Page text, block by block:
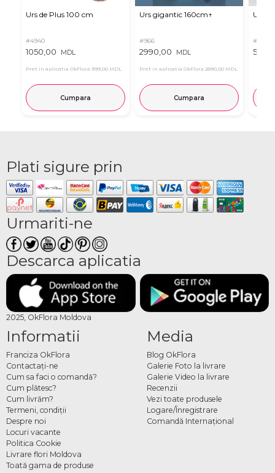
Urs de Plus 100 cm
#4940
1050,00 MDL
Pret in aplicatia OkFlora 999,00 MDL
Cumpara
Urs gigantic 160cm↑
#966
2990,00 MDL
Pret in aplicatia OkFlora 2890,00 MDL
Cumpara
Urs
#11
Plati sigure prin
Urmariti-ne
Descarca aplicatia
2025, OkFlora Moldova
Informatii
Franciza OkFlora
Contactaţi-ne
Cum sa faci o comandă?
Cum plătesc?
Cum livrăm?
Termeni, condiţii
Despre noi
Locuri vacante
Politica Cookie
Livrare flori Moldova
Toată gama de produse
Media
Blog OkFlora
Galerie Foto la livrare
Galerie Video la livrare
Recenzii
Vezi toate produsele
Logare/Înregistrare
Comandă Internațional